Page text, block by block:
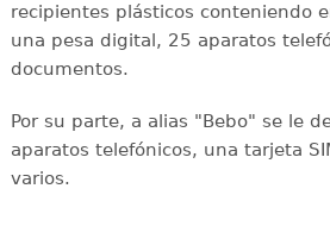
recipientes plásticos conteniendo
una pesa digital, 25 aparatos
documentos.
Por su parte, a alias "Bebo" se le
aparatos telefónicos, una tarjeta
varios.